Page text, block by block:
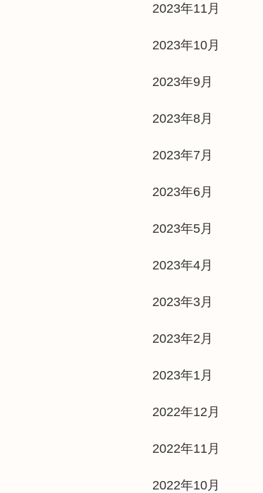
2023年11月
2023年10月
2023年9月
2023年8月
2023年7月
2023年6月
2023年5月
2023年4月
2023年3月
2023年2月
2023年1月
2022年12月
2022年11月
2022年10月